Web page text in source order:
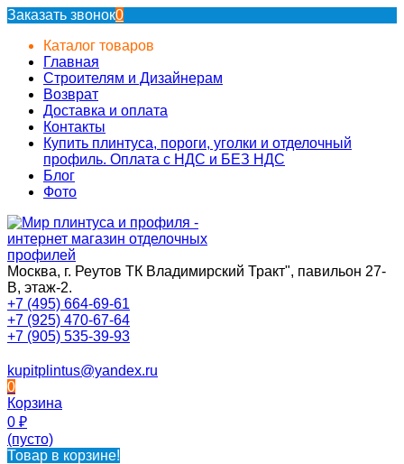
Заказать звонок0
Каталог товаров
Главная
Строителям и Дизайнерам
Возврат
Доставка и оплата
Контакты
Купить плинтуса, пороги, уголки и отделочный
профиль. Оплата с НДС и БЕЗ НДС
Блог
Фото
Москва, г. Реутов ТК Владимирский Тракт", павильон 27-
В, этаж-2.
+7 (495) 664-69-61
+7 (925) 470-67-64
+7 (905) 535-39-93
kupitplintus@yandex.ru
0
Корзина
0 ₽
(пусто)
Товар в корзине!